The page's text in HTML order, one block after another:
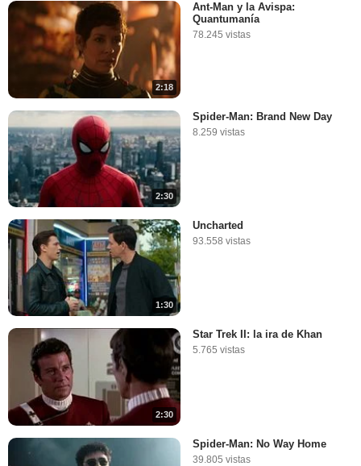
2:18
Ant-Man y la Avispa:
Quantumanía
78.245 vistas
2:30
Spider-Man: Brand New Day
8.259 vistas
1:30
Uncharted
93.558 vistas
2:30
Star Trek II: la ira de Khan
5.765 vistas
Spider-Man: No Way Home
39.805 vistas